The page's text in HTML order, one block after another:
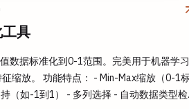
具
数据标准化到0-1范围。完美用于机器学习
Max缩放（0-1标
（如-1到1） - 多列选择 - 自动数据类型检